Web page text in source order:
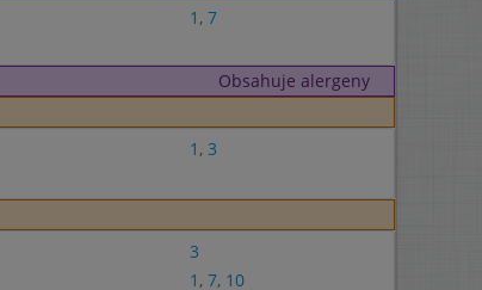
1 , 7
Obsahuje alergeny
1 , 3
3
1 , 7, 10